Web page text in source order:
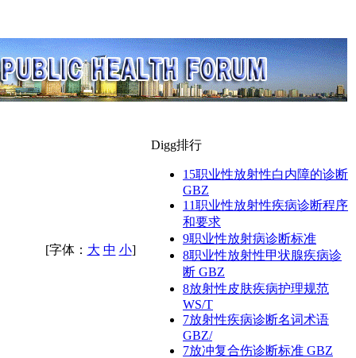
[字体： 大 中 小]
Digg排行
15职业性放射性白内障的诊断
GBZ
11职业性放射性疾病诊断程序
和要求
9职业性放射病诊断标准
8职业性放射性甲状腺疾病诊
断 GBZ
8放射性皮肤疾病护理规范
WS/T
7放射性疾病诊断名词术语
GBZ/
7放冲复合伤诊断标准 GBZ